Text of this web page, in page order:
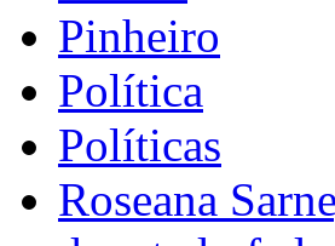
Pinheiro
Política
Políticas
Roseana